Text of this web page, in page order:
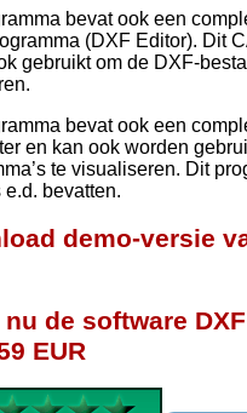
bevat ook een
(DXF Editor). Dit
gebruikt om de DXF-
bevat ook een
en kan ook worden
te visualiseren. Dit
e.d. bevatten.
demo-versie
de software
EUR